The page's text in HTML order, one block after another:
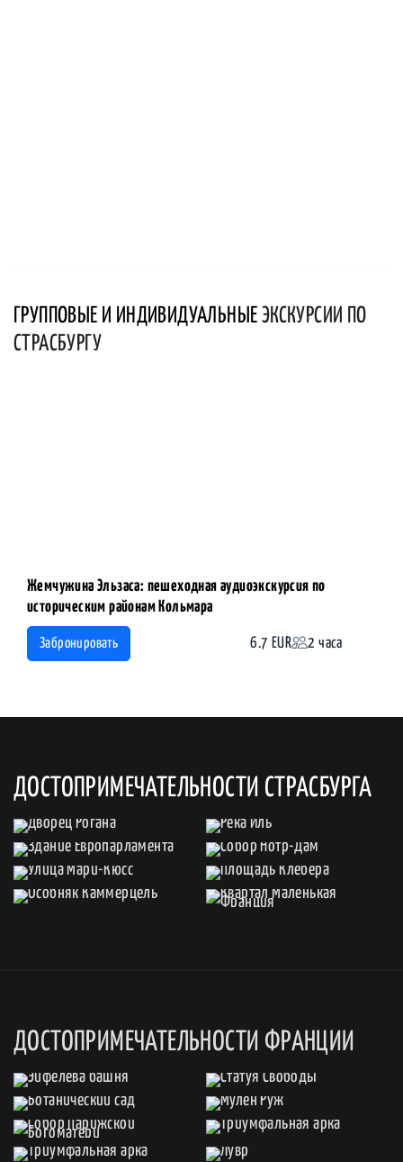
ГРУППОВЫЕ И ИНДИВИДУАЛЬНЫЕ ЭКСКУРСИИ ПО
СТРАСБУРГУ
Жемчужина Эльзаса: пешеходная аудиоэкскурсия по
историческим районам Кольмара
Забронировать 6.7 EUR 2 часа
ДОСТОПРИМЕЧАТЕЛЬНОСТИ СТРАСБУРГА
ДОСТОПРИМЕЧАТЕЛЬНОСТИ ФРАНЦИИ